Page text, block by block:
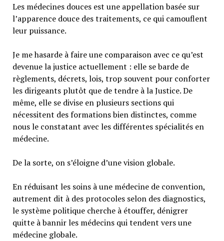
Les médecines douces est une appellation basée sur
l’apparence douce des traitements, ce qui camouflent
leur puissance.
Je me hasarde à faire une comparaison avec ce qu’est
devenue la justice actuellement : elle se barde de
règlements, décrets, lois, trop souvent pour conforter
les dirigeants plutôt que de tendre à la Justice. De
même, elle se divise en plusieurs sections qui
nécessitent des formations bien distinctes, comme
nous le constatant avec les différentes spécialités en
médecine.
De la sorte, on s’éloigne d’une vision globale.
En réduisant les soins à une médecine de convention,
autrement dit à des protocoles selon des diagnostics,
le système politique cherche à étouffer, dénigrer
quitte à bannir les médecins qui tendent vers une
médecine globale.